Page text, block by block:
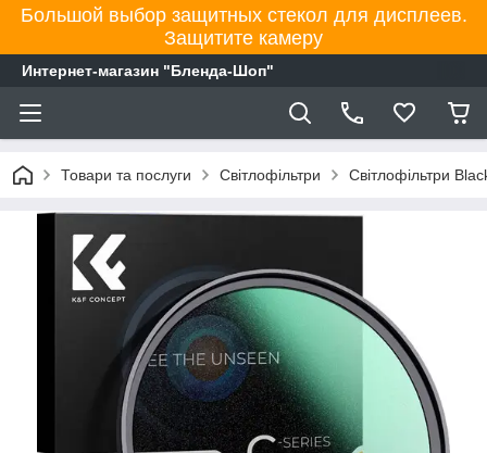
Большой выбор защитных стекол для дисплеев.
Защитите камеру
Интернет-магазин "Бленда-Шоп"
Товари та послуги Світлофільтри Світлофільтри